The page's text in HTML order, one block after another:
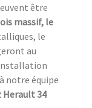
être
massif, le
le
au
notre équipe
Herault 34